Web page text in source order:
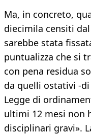
Ma, in concreto,
diecimila censiti
sarebbe stata
puntualizza che si
con pena residua
da quelli ostativi -di
Legge di
ultimi 12 mesi non
disciplinari gravi».